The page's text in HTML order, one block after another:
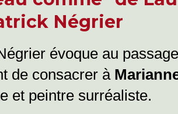
Négrier
évoque au
de consacrer à
et peintre surréaliste.